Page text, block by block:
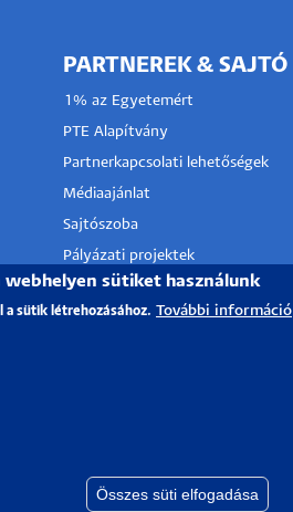
PARTNEREK & SAJTÓ
1% az Egyetemért
PTE Alapítvány
Partnerkapcsolati lehetőségek
Médiaajánlat
Sajtószoba
Pályázati projektek
HRS4Rsütiket használunk
a sütik létrehozásához. További információ
Összes süti elfogadása